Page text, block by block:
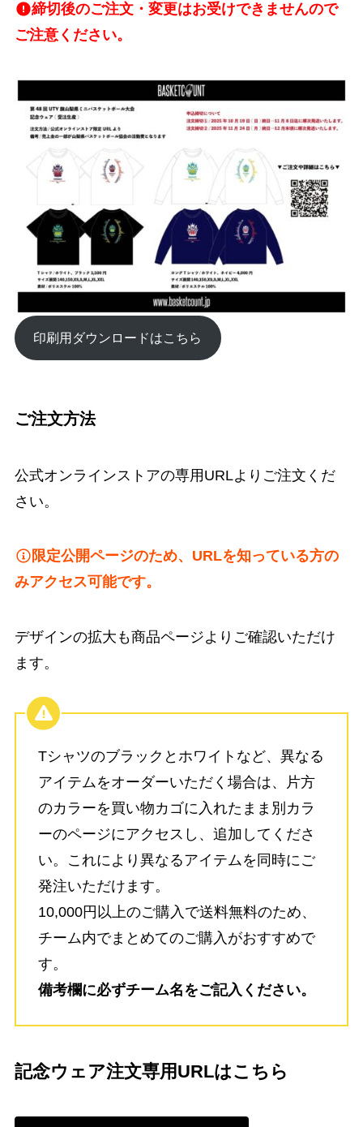
締切後のご注文・変更はお受けできませんので
ご注意ください。
印刷用ダウンロードはこちら
ご注文方法
公式オンラインストアの専用URLよりご注文くだ
さい。
限定公開ページのため、URLを知っている方の
みアクセス可能です。
デザインの拡大も商品ページよりご確認いただけ
ます。
Tシャツのブラックとホワイトなど、異なる
アイテムをオーダーいただく場合は、片方
のカラーを買い物カゴに入れたまま別カラ
ーのページにアクセスし、追加してくださ
い。これにより異なるアイテムを同時にご
発注いただけます。
10,000円以上のご購入で送料無料のため、
チーム内でまとめてのご購入がおすすめで
す。
備考欄に必ずチーム名をご記入ください。
記念ウェア注文専用URLはこちら